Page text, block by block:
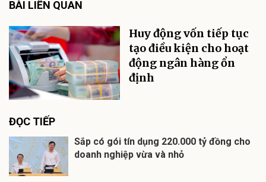
BÀI LIÊN QUAN
Huy động vốn tiếp tục
tạo điều kiện cho hoạt
động ngân hàng ổn
định
ĐỌC TIẾP
Sắp có gói tín dụng 220.000 tỷ đồng cho
doanh nghiệp vừa và nhỏ